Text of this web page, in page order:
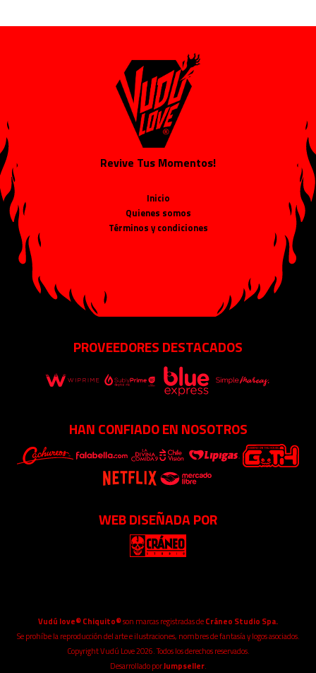
Revive Tus Momentos!
Inicio
Quienes somos
Términos y condiciones
PROVEEDORES DESTACADOS
HAN CONFIADO EN NOSOTROS
WEB DISEÑADA POR
Vudú love® Chiquito®son marcas registradas deCráneo Studio Spa.
Se prohíbe la reproducción del arte e ilustraciones, nombres de fantasía y logos asociados.
Copyright Vudú Love 2026. Todos los derechos reservados.
Desarrollado porJumpseller.